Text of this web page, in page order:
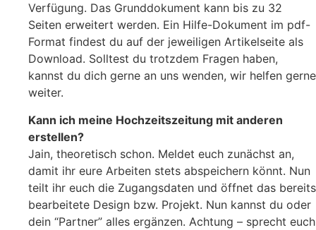
Verfügung. Das Grunddokument kann bis zu 32
Seiten erweitert werden. Ein Hilfe-Dokument im pdf-
Format findest du auf der jeweiligen Artikelseite als
Download. Solltest du trotzdem Fragen haben,
kannst du dich gerne an uns wenden, wir helfen gerne
weiter.
Kann ich meine Hochzeitszeitung mit anderen
erstellen?
Jain, theoretisch schon. Meldet euch zunächst an,
damit ihr eure Arbeiten stets abspeichern könnt. Nun
teilt ihr euch die Zugangsdaten und öffnet das bereits
bearbeitete Design bzw. Projekt. Nun kannst du oder
dein “Partner” alles ergänzen. Achtung – sprecht euch